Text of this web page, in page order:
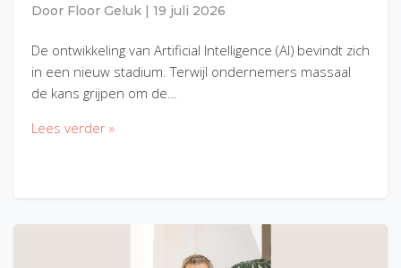
Door Floor Geluk 19 juli 2026
De ontwikkeling van Artificial Intelligence (AI) bevindt zich
in een nieuw stadium. Terwijl ondernemers massaal
de kans grijpen om de…
Lees verder »